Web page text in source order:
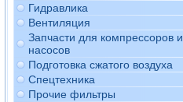
Гидравлика
Вентиляция
Запчасти для компрессоров и
насосов
Подготовка сжатого воздуха
Спецтехника
Прочие фильтры